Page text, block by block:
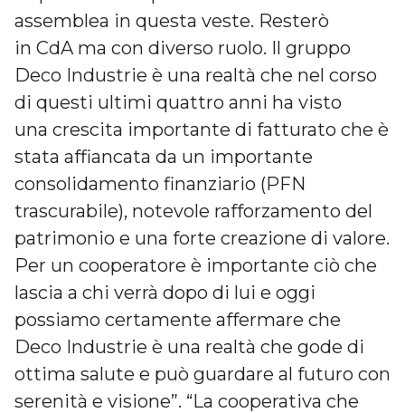
assemblea in questa veste. Resterò
in CdA ma con diverso ruolo. Il gruppo
Deco Industrie è una realtà che nel corso
di questi ultimi quattro anni ha visto
una crescita importante di fatturato che è
stata affiancata da un importante
consolidamento finanziario (PFN
trascurabile), notevole rafforzamento del
patrimonio e una forte creazione di valore.
Per un cooperatore è importante ciò che
lascia a chi verrà dopo di lui e oggi
possiamo certamente affermare che
Deco Industrie è una realtà che gode di
ottima salute e può guardare al futuro con
serenità e visione”. “La cooperativa che